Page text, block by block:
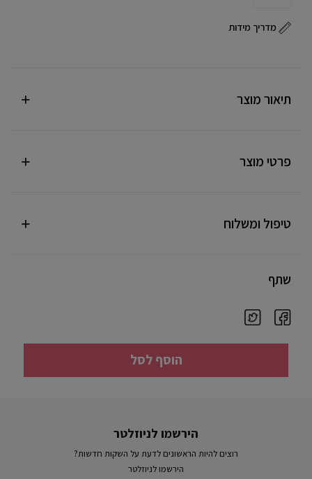
מדריך מידות
תיאור מוצר
פרטי מוצר
טיפול ומשלוח
שתף
הוסף לסל
הירשמו לניוזלטר
רוצים להיות הראשונים לדעת על השקות חדשות?
הירשמו לניוזלטר